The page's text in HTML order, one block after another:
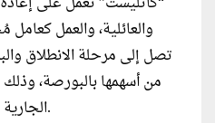
والعائلية، والعمل
تصل إلى مرحلة الانطلاق
من أسهمها بالبورصة،
الجارية لتلك الشريحة من الشركات.